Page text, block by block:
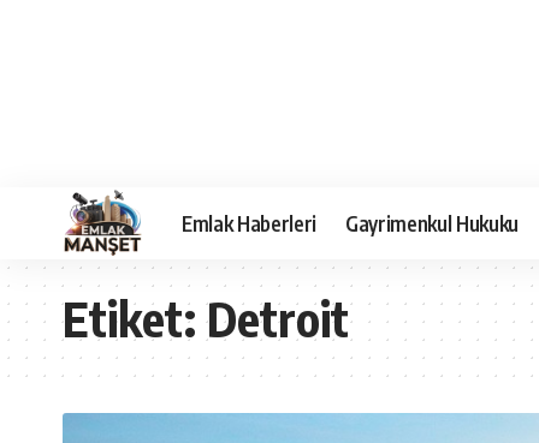
Emlak Haberleri Gayrimenkul Hukuku
Etiket:Detroit